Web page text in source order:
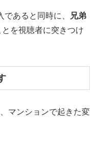
あると同時に、
兄弟
とを視聴者に突きつけ
マンションで起きた変